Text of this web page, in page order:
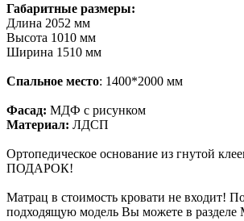
Габаритные размеры:
Длина 2052 мм
Высота 1010 мм
Ширина 1510 мм
Спальное место: 1400*2000 мм
Фасад: МДФ с рисунком
Материал: ЛДСП
Ортопедическое основание из гнутой
ПОДАРОК!
Матрац в стоимость кровати не входит!
подходящую модель Вы можете в